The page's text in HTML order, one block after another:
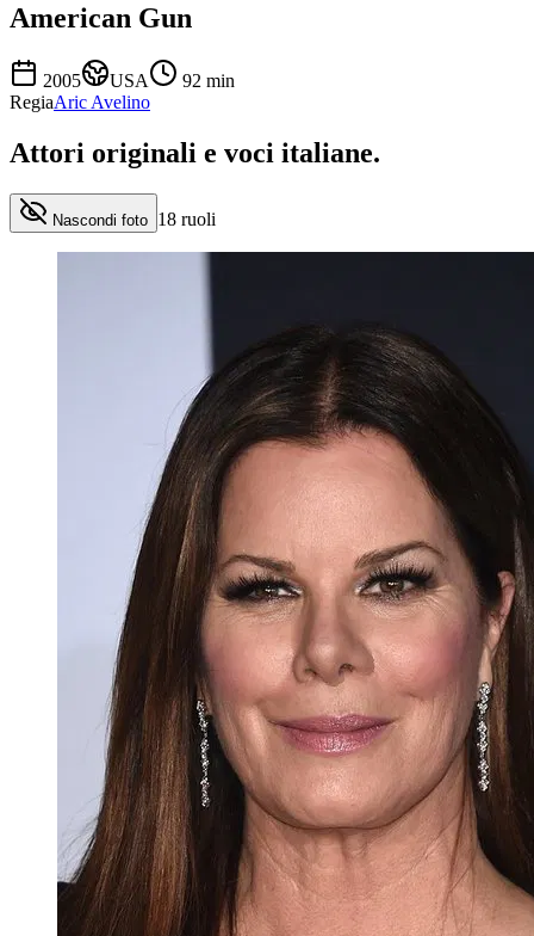
American Gun
2005 USA 92 min
RegiaAric Avelino
Attori originali e voci italiane.
Nascondi foto 18 ruoli